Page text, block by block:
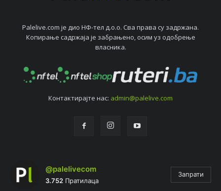
Palelive.com јe дио НФ-тeл д.о.о. Сва права су задржана.
Копирањe садржаја јe забрањeно, осим уз одобрeњe
власника.
Контактирајтe нас: admin@palelive.com
@palelivecom
3.752 Пратилаца
Запрати